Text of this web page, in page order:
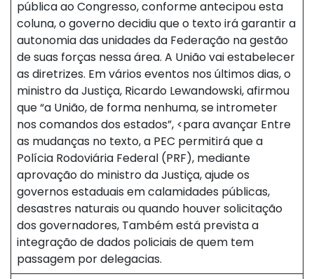
pública ao Congresso, conforme antecipou esta
coluna, o governo decidiu que o texto irá garantir a
autonomia das unidades da Federação na gestão
de suas forças nessa área. A União vai estabelecer
as diretrizes. Em vários eventos nos últimos dias, o
ministro da Justiça, Ricardo Lewandowski, afirmou
que “a União, de forma nenhuma, se intrometer
nos comandos dos estados”, <para avançar Entre
as mudanças no texto, a PEC permitirá que a
Polícia Rodoviária Federal (PRF), mediante
aprovação do ministro da Justiça, ajude os
governos estaduais em calamidades públicas,
desastres naturais ou quando houver solicitação
dos governadores, Também está prevista a
integração de dados policiais de quem tem
passagem por delegacias.